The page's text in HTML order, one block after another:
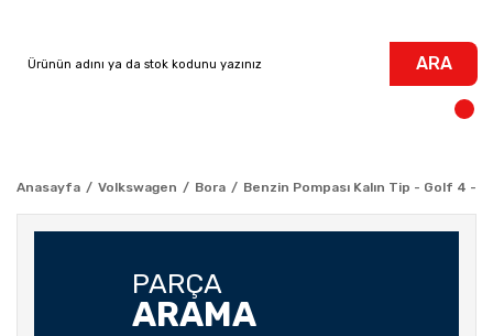
ARA
Anasayfa Volkswagen Bora Benzin Pompası Kalın Tip - Golf 4 -
PARÇA
ARAMA